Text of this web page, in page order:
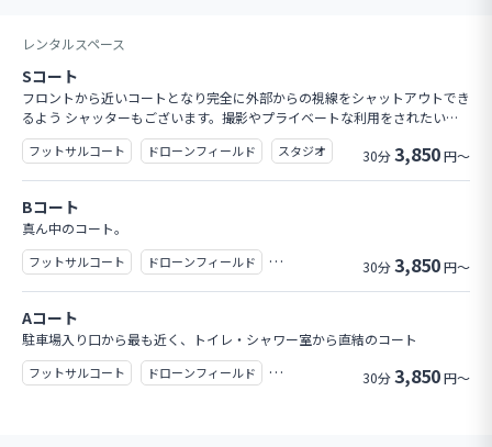
レンタルスペース
Sコート
フロントから近いコートとなり完全に外部からの視線をシャットアウトでき
るよう シャッターもございます。撮影やプライベートな利用をされたい方
はお申し付けください。
フットサルコート ドローンフィールド スタジオ
レンタルスペース
30分3,850円～
Bコート
真ん中のコート。
フットサルコート ドローンフィールド
レンタルスペース
30分3,850円～
Aコート
駐車場入り口から最も近く、トイレ・シャワー室から直結のコート
フットサルコート ドローンフィールド 30分3,850円～